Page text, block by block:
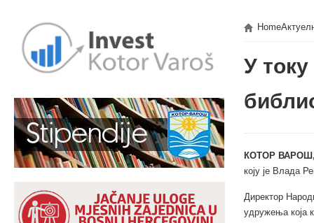
Home
У
КОТОР
коју је Влада
Директор
удружења која